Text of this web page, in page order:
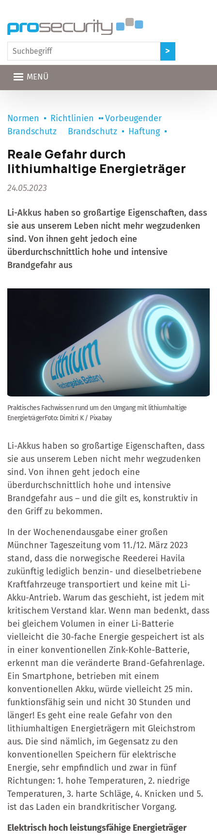
MENÜ
Normen Richtlinien
Vorbeugender
Brandschutz
Brandschutz Haftung
Reale Gefahr durch
lithiumhaltige Energieträger
24.05.2023
Li-Akkus haben so großartige Eigenschaften, dass
sie aus unserem Leben nicht mehr wegzudenken
sind. Von ihnen geht jedoch eine
überdurchschnittlich hohe und intensive
Brandgefahr aus
Praktisches Fachwissen rund um den Umgang mit lithiumhaltige
EnergieträgerFoto: Dimitri K / Pixabay
Li-Akkus haben so großartige Eigenschaften, dass
sie aus unserem Leben nicht mehr wegzudenken
sind. Von ihnen geht jedoch eine
überdurchschnittlich hohe und intensive
Brandgefahr aus – und die gilt es, konstruktiv in
den Griff zu bekommen.
In der Wochenendausgabe einer großen
Münchner Tageszeitung vom 11./12. März 2023
stand, dass die norwegische Reederei Havila
zukünftig lediglich benzin- und dieselbetriebene
Kraftfahrzeuge transportiert und keine mit Li-
Akku-Antrieb. Warum das geschieht, ist jedem mit
kritischem Verstand klar. Wenn man bedenkt, dass
bei gleichem Volumen in einer Li-Batterie
vielleicht die 30-fache Energie gespeichert ist als
in einer konventionellen Zink-Kohle-Batterie,
erkennt man die veränderte Brand-Gefahrenlage.
Ein Smartphone, betrieben mit einem
konventionellen Akku, würde vielleicht 25 min.
funktionsfähig sein und nicht 30 Stunden und
länger! Es geht eine reale Gefahr von den
lithiumhaltigen Energieträgern mit Gleichstrom
aus. Die sind nämlich, im Gegensatz zu den
konventionellen Speichern für elektrische
Energie, sehr empfindlich und zwar in fünf
Richtungen: 1. hohe Temperaturen, 2. niedrige
Temperaturen, 3. harte Schläge, 4. Knicken und 5.
ist das Laden ein brandkritischer Vorgang.
Elektrisch hoch leistungsfähige Energieträger